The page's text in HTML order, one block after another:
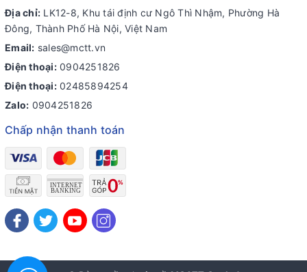
Địa chỉ: LK12-8, Khu tái định cư Ngô Thì Nhậm, Phường Hà
Đông, Thành Phố Hà Nội, Việt Nam
Email: sales@mctt.vn
Điện thoại: 0904251826
Điện thoại: 02485894254
Zalo: 0904251826
Chấp nhận thanh toán